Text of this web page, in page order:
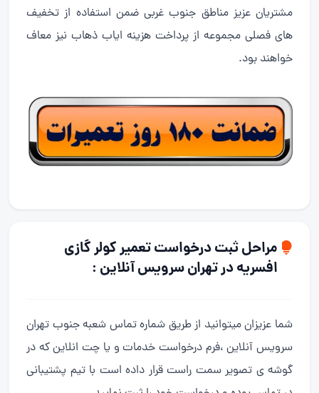
مشتریان عزیز مناطق جنوب غربی ضمن استفاده از تخفیف
های فصلی مجموعه از پرداخت هزینه ایاب ذهاب نیز معاف
خواهند بود.
مراحل ثبت درخواست تعمیر کولر گازی
افسریه در تهران سرویس آنلاین :
شما عزیزان میتوانید از طریق شماره تماس شعبه جنوب تهران
سرویس آنلاین ،فرم درخواست خدمات و یا چت انلاین که در
گوشه ی تصویر سمت راست قرار داده است با تیم پشتیبانی